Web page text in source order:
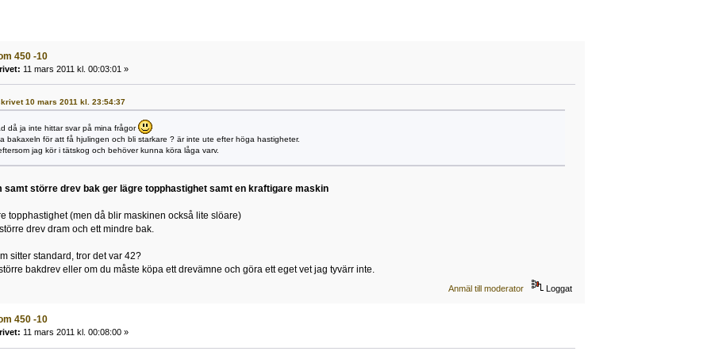
450 -10
11 mars 2011 kl. 00:03:01 »
10 mars 2011 kl. 23:54:37
då ja inte hittar svar på mina frågor
bakaxeln för att få hjulingen och bli starkare ? är inte ute efter höga hastigheter.
jag kör i tätskog och behöver kunna köra låga varv.
samt större drev bak ger lägre topphastighet samt en kraftigare maskin
topphastighet (men då blir maskinen också lite slöare)
drev dram och ett mindre bak.
sitter standard, tror det var 42?
bakdrev eller om du måste köpa ett drevämne och göra ett eget vet jag tyvärr inte.
Anmäl till moderator Loggat
450 -10
11 mars 2011 kl. 00:08:00 »